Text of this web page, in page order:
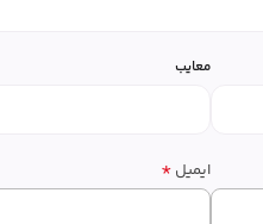
معایب
ایمیل *